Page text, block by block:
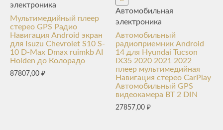
электроника
Мультимедийный плеер
стерео GPS Радио
Навигация Android экран
для Isuzu Chevrolet S10 S-
10 D-Max Dmax ruimkb AI
Holden до Колорадо
87807,00 ₽
Автомобильная
электроника
Автомобильный
радиоприемник Android
14 для Hyundai Tucson
IX35 2020 2021 2022
плеер мультимедийная
Навигация стерео CarPlay
Автомобильный GPS
видеокамера BT 2 DIN
27857,00₽